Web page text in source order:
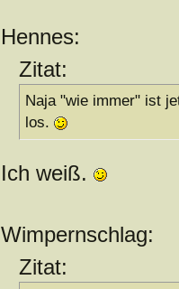
Hennes:
Zitat:
Naja "wie immer" ist
los.
Ich weiß.
Wimpernschlag:
Zitat: